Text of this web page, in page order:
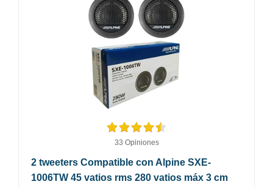
33 Opiniones
2 tweeters Compatible con Alpine SXE-
1006TW 45 vatios rms 280 vatios máx 3 cm